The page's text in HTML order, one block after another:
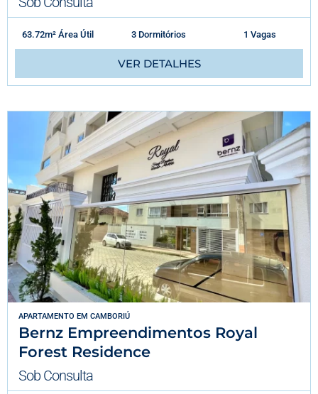
63.72m² Área Útil 3 Dormitórios 1 Vagas
VER DETALHES
APARTAMENTO EM CAMBORIÚ
Bernz Empreendimentos Royal
Forest Residence
Sob Consulta